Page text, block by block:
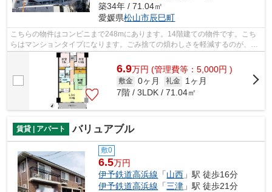
築34年 / 71.04㎡
愛媛県松山市辰巳町
こちらの物件はコンビニまで248mにあります。14階建ての物件です。こち
らはマンションタイプになります。ごみ捨ての煩わしさを軽減するのが、敷
地内ごみ置き場です。物件の種類や条件...
6.9万円 (管理費等：5,000円 )
敷金 0ヶ月 礼金
1ヶ月
7階 / 3LDK / 71.04㎡
賃貸 | アパート バリュアブル
敷0
6.5万円
伊予鉄道高浜線 「山西 」駅 徒歩16分
伊予鉄道高浜線 「三津 」駅 徒歩21分